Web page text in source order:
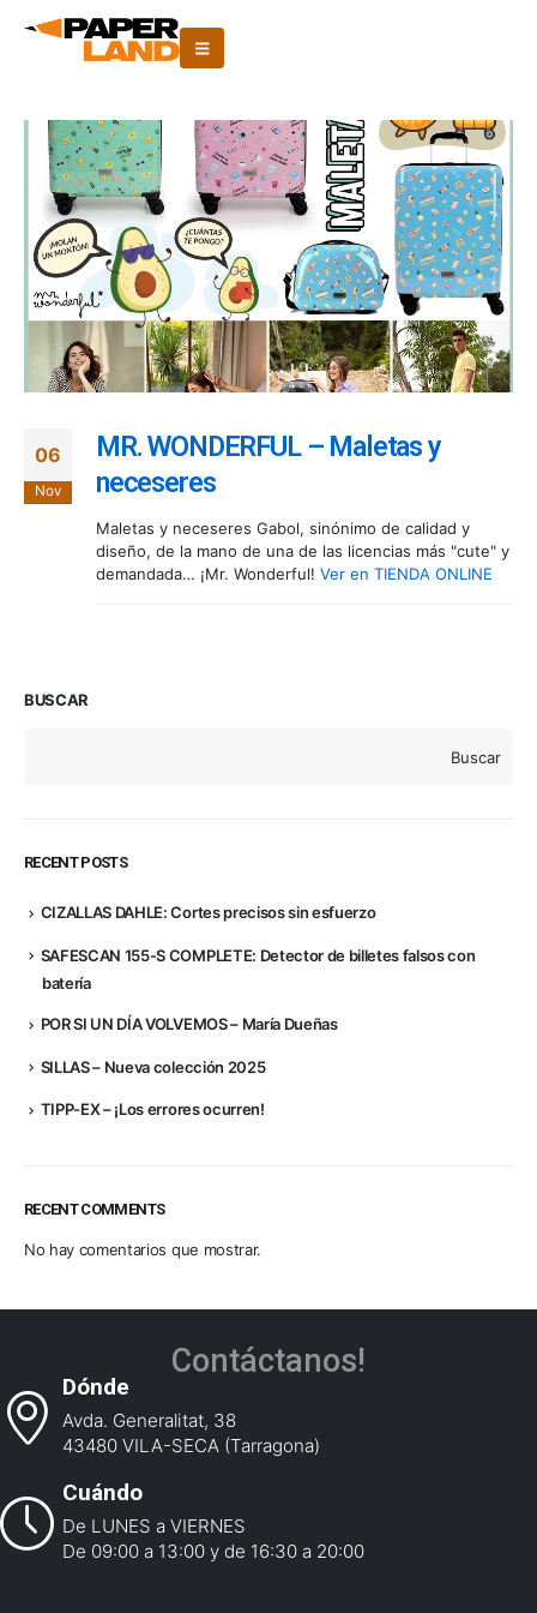
06
Nov
MR. WONDERFUL – Maletas y
neceseres
Maletas y neceseres Gabol, sinónimo de calidad y
diseño, de la mano de una de las licencias más "cute" y
demandada… ¡Mr. Wonderful! Ver en TIENDA ONLINE
BUSCAR
Buscar
RECENT POSTS
CIZALLAS DAHLE: Cortes precisos sin esfuerzo
SAFESCAN 155-S COMPLETE: Detector de billetes falsos con
batería
POR SI UN DÍA VOLVEMOS – María Dueñas
SILLAS – Nueva colección 2025
TIPP-EX – ¡Los errores ocurren!
RECENT COMMENTS
No hay comentarios que mostrar.
Contáctanos!
Dónde
Avda. Generalitat, 38
43480 VILA-SECA (Tarragona)
Cuándo
De LUNES a VIERNES
De 09:00 a 13:00 y de 16:30 a 20:00